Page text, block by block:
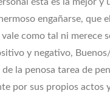
engañarse, que
como tal ni merece
y negativo,
la penosa tarea de
por sus propios actos